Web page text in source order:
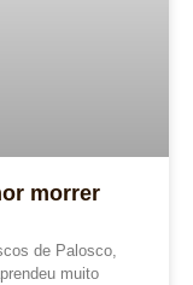
morrer
de Palosco,
muito